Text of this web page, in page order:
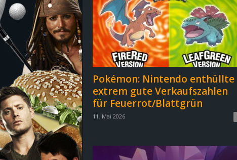
n
o
.
Pokémon: Nintendo enthüllte
extrem gute Verkaufszahlen
für Feuerrot/Blattgrün
11. Mai 2026